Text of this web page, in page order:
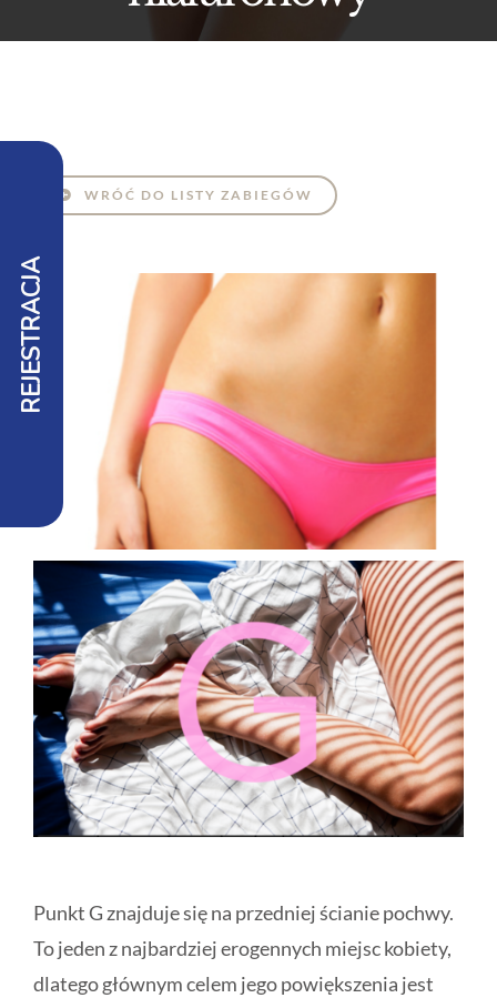
WRÓĆ DO LISTY ZABIEGÓW
Punkt G znajduje się na przedniej ścianie pochwy.
To jeden z najbardziej erogennych miejsc kobiety,
dlatego głównym celem jego powiększenia jest
REJESTRACJA